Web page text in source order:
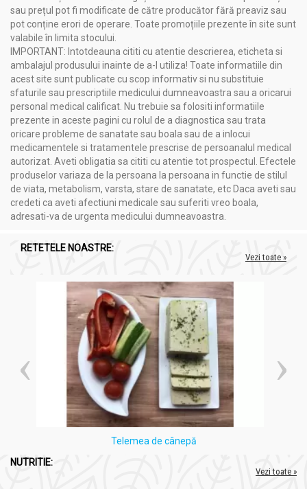
sau prețul pot fi modificate de către producător fără preaviz sau
pot conține erori de operare. Toate promoțiile prezente în site sunt
valabile în limita stocului.
IMPORTANT: Intotdeauna cititi cu atentie descrierea, eticheta si
ambalajul produsului inainte de a-l utiliza! Toate informatiile din
acest site sunt publicate cu scop informativ si nu substituie
sfaturile sau prescriptiile medicului dumneavoastra sau a oricarui
personal medical calificat. Nu trebuie sa folositi informatiile
prezente in aceste pagini cu rolul de a diagnostica sau trata
oricare probleme de sanatate sau boala sau de a inlocui
medicamentele si tratamentele prescrise de persoanalul medical
autorizat. Aveti obligatia sa cititi cu atentie tot prospectul. Efectele
produselor variaza de la persoana la persoana in functie de stilul
de viata, metabolism, varsta, stare de sanatate, etc Daca aveti sau
credeti ca aveti afectiuni medicale sau suferiti vreo boala,
adresati-va de urgenta medicului dumneavoastra.
RETETELE NOASTRE:
Vezi toate »
Telemea de cânepă
NUTRITIE:
Vezi toate »